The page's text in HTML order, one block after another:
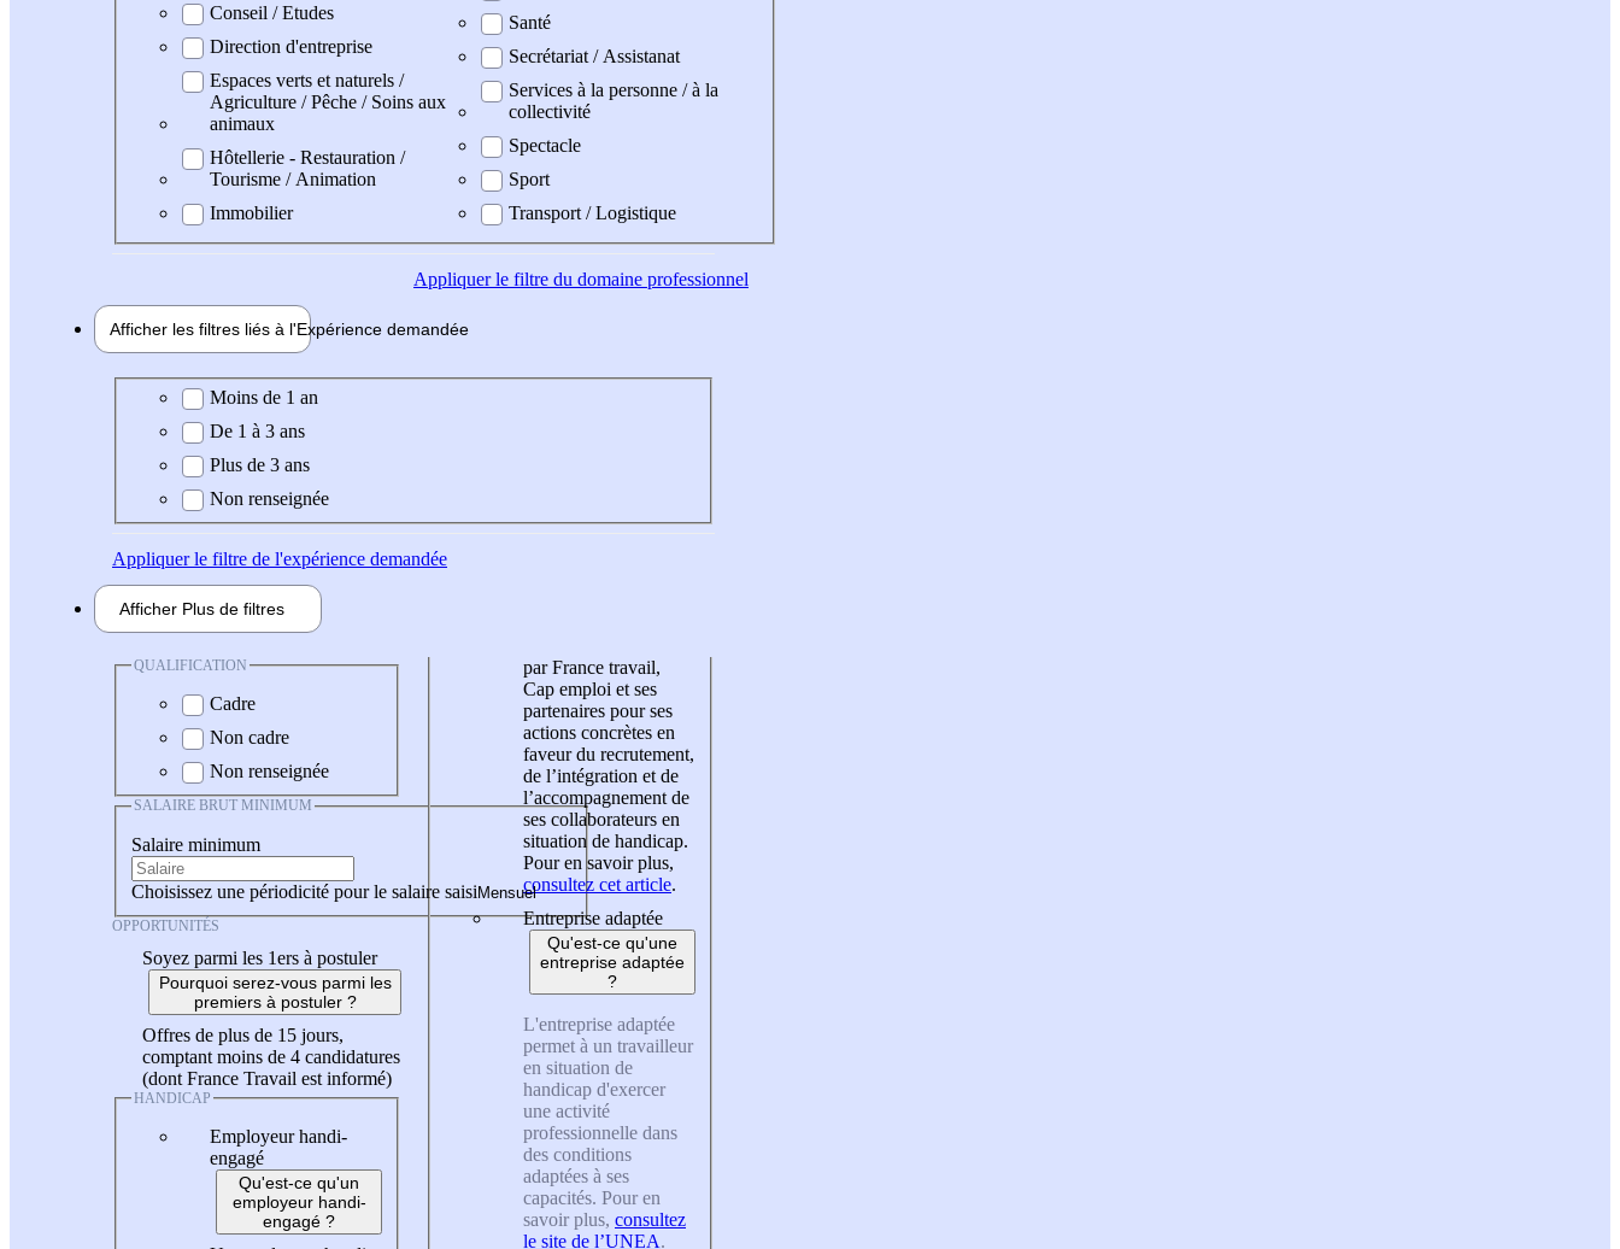
Conseil / Etudes
Direction d'entreprise
Espaces verts et naturels /
Agriculture / Pêche / Soins aux
animaux
Hôtellerie - Restauration /
Tourisme / Animation
Immobilier
Santé
Secrétariat / Assistanat
Services à la personne / à la
collectivité
Spectacle
Sport
Transport / Logistique
Appliquerle filtre du domaine professionnel
Afficher les filtres liés à l'Expérience demandée
Expérience demandée
Moins de 1 an
De 1 à 3 ans
Plus de 3 ans
Non renseignée
Appliquerle filtre de l'expérience demandée
Afficher Plus de filtres
QUALIFICATION
Cadre
Non cadre
Non renseignée
SALAIRE BRUT MINIMUM
Salaire minimum
Choisissez une périodicité pour le salaire saisi
OPPORTUNITÉS
Soyez parmi les 1ers à postuler
Pourquoi serez-vous parmi les
premiers à postuler ?
Offres de plus de 15 jours,
comptant moins de 4 candidatures
(dont France Travail est informé)
HANDICAP
Employeur handi-
engagé
Qu'est-ce qu'un
employeur handi-
engagé ?
par France travail,
Cap emploi et ses
partenaires pour ses
actions concrètes en
faveur du recrutement,
de l’intégration et de
l’accompagnement de
ses collaborateurs en
situation de handicap.
Pour en savoir plus,
consultez cet article.
Entreprise adaptée
Qu'est-ce qu'une
entreprise adaptée
?
L'entreprise adaptée
permet à un travailleur
en situation de
handicap d'exercer
une activité
professionnelle dans
des conditions
adaptées à ses
capacités. Pour en
savoir plus, consultez
le site de l’UNEA.